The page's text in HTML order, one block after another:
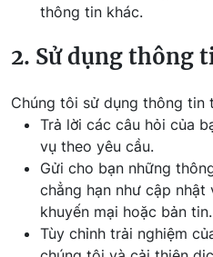
thông tin khác.
2. Sử dụng thông
Chúng tôi sử dụng thông tin
Trả lời các câu hỏi của
vụ theo yêu cầu.
Gửi cho bạn những
chẳng hạn như cập nhật
khuyến mại hoặc bản tin.
Tùy chỉnh trải nghiệm